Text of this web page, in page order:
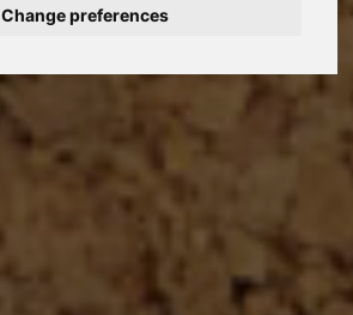
Change preferences
Nederlands
Español